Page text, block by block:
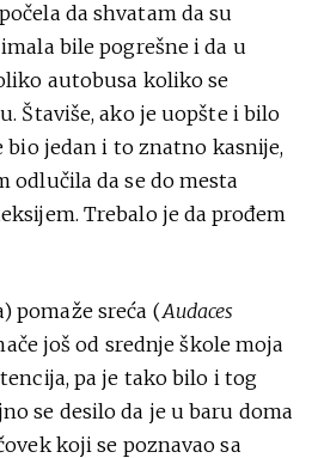
da shvatam da su
bile pogrešne i da u
autobusa koliko se
Štaviše, ako je uopšte i bilo
jedan i to znatno kasnije,
odlučila da se do mesta
Trebalo je da prođem
pomaže sreća (Audaces
još od srednje škole moja
pa je tako bilo i tog
se desilo da je u baru doma
koji se poznavao sa